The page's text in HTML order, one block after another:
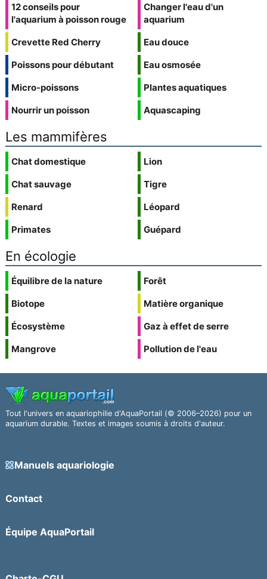
12 conseils pour
l'aquarium à poisson rouge
Crevette Red Cherry
Poissons pour débutant
Micro-poissons
Nourrir un poisson
Changer l'eau d'un
aquarium
Eau douce
Eau osmosée
Plantes aquatiques
Aquascaping
Les mammifères
Chat domestique
Chat sauvage
Renard
Primates
Lion
Tigre
Léopard
Guépard
En écologie
Équilibre de la nature
Biotope
Écosystème
Mangrove
Forêt
Matière organique
Gaz à effet de serre
Pollution de l'eau
Tout l'univers en aquariophilie d'AquaPortail (© 2006–2026) pour un
aquarium durable. Textes et images soumis à droits d'auteur.
Manuels aquariologie
Contact
Équipe AquaPortail